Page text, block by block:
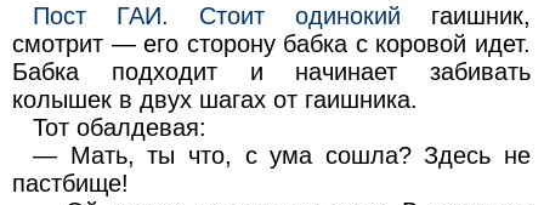
Пост ГАИ. Стоит одинокий гаишник,
смотрит — его сторону бабка с коровой идет.
Бабка подходит и начинает забивать
колышек в двух шагах от гаишника.
Тот обалдевая:
— Мать, ты что, с ума сошла? Здесь не
пастбище!